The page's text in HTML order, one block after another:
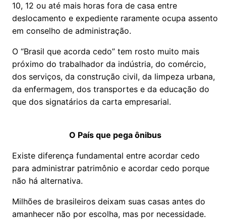
10, 12 ou até mais horas fora de casa entre
deslocamento e expediente raramente ocupa assento
em conselho de administração.
O “Brasil que acorda cedo” tem rosto muito mais
próximo do trabalhador da indústria, do comércio,
dos serviços, da construção civil, da limpeza urbana,
da enfermagem, dos transportes e da educação do
que dos signatários da carta empresarial.
O País que pega ônibus
Existe diferença fundamental entre acordar cedo
para administrar patrimônio e acordar cedo porque
não há alternativa.
Milhões de brasileiros deixam suas casas antes do
amanhecer não por escolha, mas por necessidade.